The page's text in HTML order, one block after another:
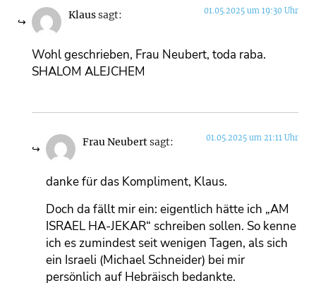
Klaussagt: 01.05.2025 um 19:30 Uhr
Wohl geschrieben, Frau Neubert, toda raba.
SHALOM ALEJCHEM
Frau Neubertsagt: 01.05.2025 um 21:11 Uhr
danke für das Kompliment, Klaus.
Doch da fällt mir ein: eigentlich hätte ich „AM
ISRAEL HA-JEKAR“ schreiben sollen. So kenne
ich es zumindest seit wenigen Tagen, als sich
ein Israeli (Michael Schneider) bei mir
persönlich auf Hebräisch bedankte.